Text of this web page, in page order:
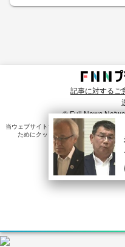
記事に対するご
© Fuji News
当ウェブサイトでは、ユーザのニーズ・興
ためにクッキーを使⽤しています。詳細